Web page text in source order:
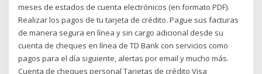
meses de estados de cuenta electrónicos (en formato PDF).
Realizar los pagos de tu tarjeta de crédito. Pague sus facturas
de manera segura en línea y sin cargo adicional desde su
cuenta de cheques en línea de TD Bank con servicios como
pagos para el día siguiente, alertas por email y mucho más.
Cuenta de cheques personal Tarjetas de crédito Visa